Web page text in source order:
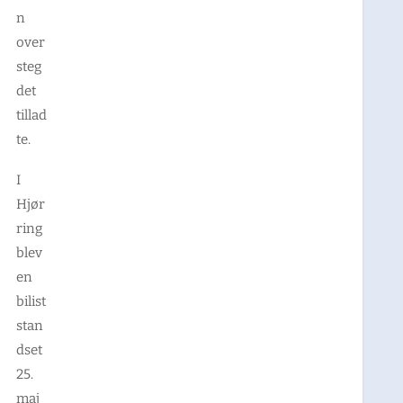
n
over
steg
det
tillad
te.
I
Hjør
ring
blev
en
bilist
stan
dset
25.
maj